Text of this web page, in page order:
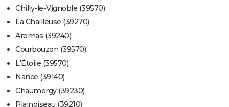
Chilly-le-Vignoble (39570)
La Chailleuse (39270)
Aromas (39240)
Courbouzon (39570)
L'Étoile (39570)
Nance (39140)
Chaumergy (39230)
Plainoiseau (39210)